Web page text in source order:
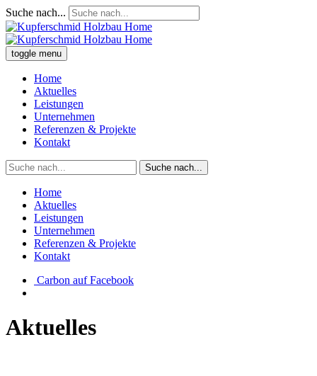
Suche nach...
toggle menu
Home
Aktuelles
Leistungen
Unternehmen
Referenzen & Projekte
Kontakt
Suche nach...
Home
Aktuelles
Leistungen
Unternehmen
Referenzen & Projekte
Kontakt
Carbon auf Facebook
Aktuelles